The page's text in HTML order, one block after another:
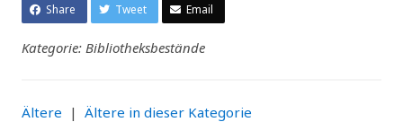
Share Tweet Email
Kategorie: Bibliotheksbestände
Ältere | Ältere in dieser Kategorie